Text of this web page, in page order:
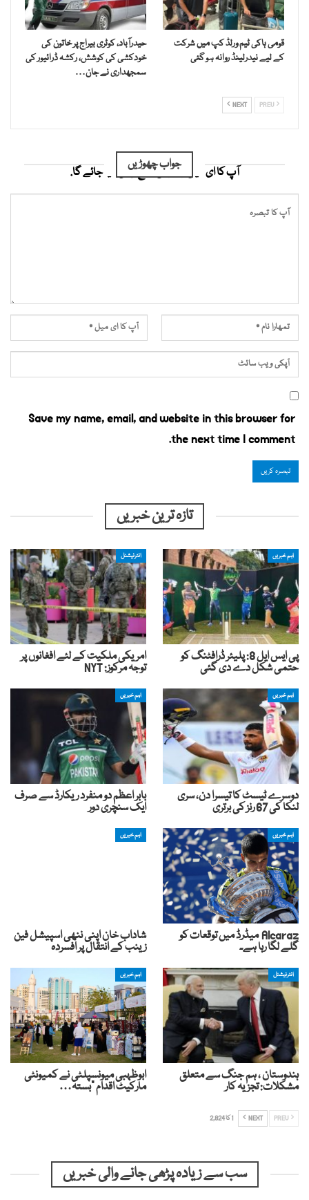
قومی ہاکی ٹیم ورلڈ کپ میں شرکت
کے لیے نیدرلینڈ روانہ ہو گئی
حیدرآباد، کوٹری بیراج پر خاتون کی
خودکشی کی کوشش، رکشہ ڈرائیور کی
سمجھداری نے جان…
NEXT
جواب چھوڑیں
آپ کا ای میل ایڈریس شائع نہیں کیا جائے گا.
Save my name, email, and website in this browser for
the next time I comment.
تازہ ترین خبریں
اہم خبریں
پی ایس ایل 8: پلیئر ڈرافٹنگ کو
حتمی شکل دے دی گئی
انٹرنیشنل
امریکی ملکیت کے لئے افغانوں پر
توجہ مرکوز: NYT
اہم خبریں
دوسرے ٹیسٹ کا تیسرا دن، سری
لنکا کی 67 رنز کی برتری
اہم خبریں
بابر اعظم دو منفرد ریکارڈ سے صرف
ایک سنچری دور
اہم خبریں
Alcaraz میڈرڈ میں توقعات کو
گلے لگا رہا ہے۔
اہم خبریں
شاداب خان اپنی ننھی اسپیشل فین
زینب کے انتقال پر افسردہ
انٹرنیشنل
ہندوستان ، ہم جنگ سے متعلق
مشکلات: تجزیہ کار
اہم خبریں
ابوظہبی میونسپلٹی نے کمیونٹی
مارکیٹ اقدام "بستہ…
NEXT 1 کا 2,824
سب سے زیادہ پڑھی جانے والی خبریں